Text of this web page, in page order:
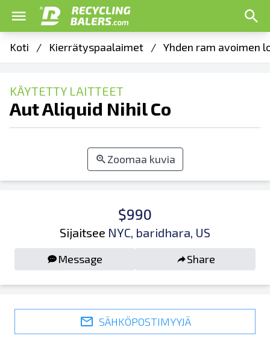
Koti / Kierrätyspaalaimet / Yhden ram avoimen
KÄYTETTY LAITTEET
Aut Aliquid Nihil Co
Zoomaa kuvia
$990
Sijaitsee NYC, baridhara, US
Message Share
SÄHKÖPOSTIMYYJÄ